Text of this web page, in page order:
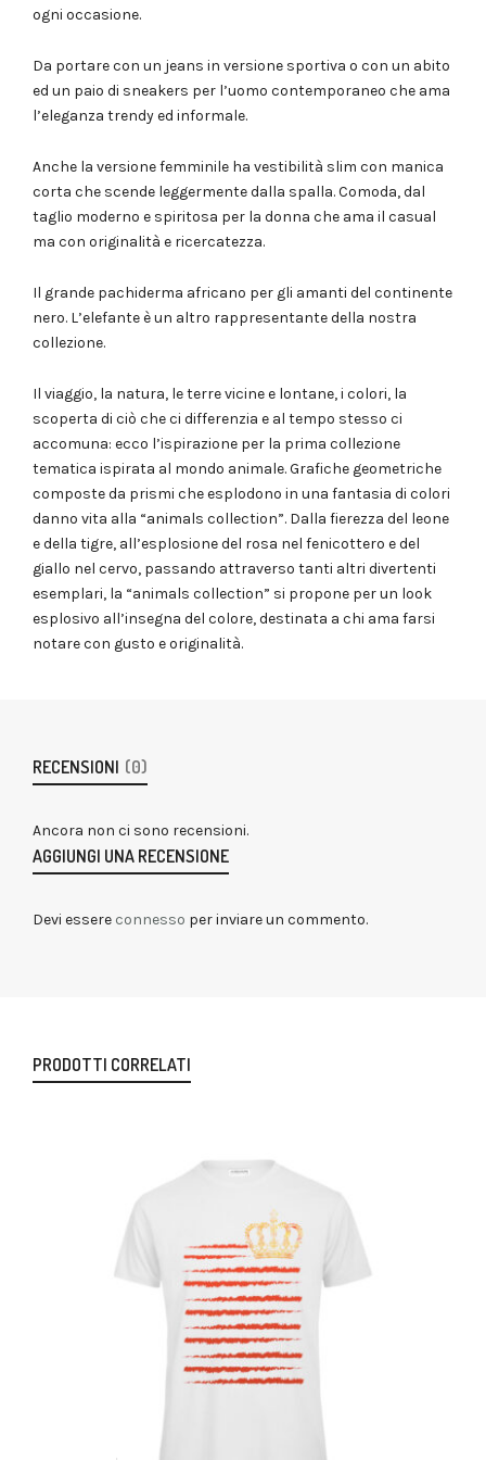
ogni occasione.
Da portare con un jeans in versione sportiva o con un abito
ed un paio di sneakers per l’uomo contemporaneo che ama
l’eleganza trendy ed informale.
Anche la versione femminile ha vestibilità slim con manica
corta che scende leggermente dalla spalla. Comoda, dal
taglio moderno e spiritosa per la donna che ama il casual
ma con originalità e ricercatezza.
Il grande pachiderma africano per gli amanti del continente
nero. L’elefante è un altro rappresentante della nostra
collezione.
Il viaggio, la natura, le terre vicine e lontane, i colori, la
scoperta di ciò che ci differenzia e al tempo stesso ci
accomuna: ecco l’ispirazione per la prima collezione
tematica ispirata al mondo animale. Grafiche geometriche
composte da prismi che esplodono in una fantasia di colori
danno vita alla “animals collection”. Dalla fierezza del leone
e della tigre, all’esplosione del rosa nel fenicottero e del
giallo nel cervo, passando attraverso tanti altri divertenti
esemplari, la “animals collection” si propone per un look
esplosivo all’insegna del colore, destinata a chi ama farsi
notare con gusto e originalità.
RECENSIONI (0)
Ancora non ci sono recensioni.
AGGIUNGI UNA RECENSIONE
Devi essere connesso per inviare un commento.
PRODOTTI CORRELATI